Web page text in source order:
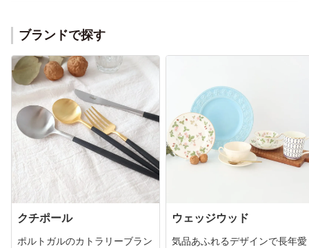
ブランドで探す
クチポール
ポルトガルのカトラリーブラン
ウェッジウッド
気品あふれるデザインで長年愛